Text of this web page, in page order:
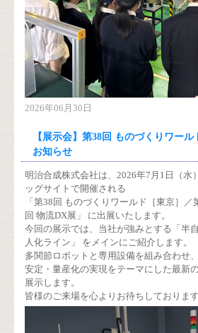
2026年06月30日
【展示会】第38回 ものづくりワー
お知らせ
明治合成株式会社は、2026年7月1日（水
ッグサイトで開催される
「第38回 ものづくりワールド［東京］
回 物流DX展」 に出展いたします。
今回の展示では、当社が強みとする「半
人化ライン」 をメインにご紹介します。
多関節ロボットと専用設備を組み合わせ
安定・量産化の実現をテーマにした最新
展示します。
皆様のご来場を心よりお待ちしております